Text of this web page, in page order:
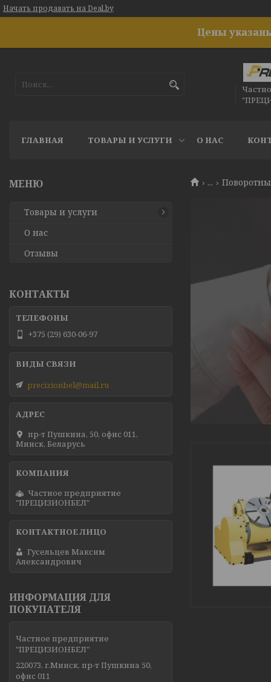
Начать продавать на Deal.by
Цены
ГЛАВНАЯ ТОВАРЫ И УСЛУГИ О НАС
...
Товары и услуги
О нас
Отзывы
КОНТАКТЫ
+375 (29) 630-06-97
precizionbel@mail.ru
пр-т Пушкина, 50, офис 011,
Минск, Беларусь
Частное предприятие
"ПРЕЦИЗИОНБЕЛ"
Гусельцев Максим
Александрович
ИНФОРМАЦИЯ ДЛЯ
ПОКУПАТЕЛЯ
Частное предприятие
"ПРЕЦИЗИОНБЕЛ"
220073, г.Минск, пр-т Пушкина 50,
офис 011